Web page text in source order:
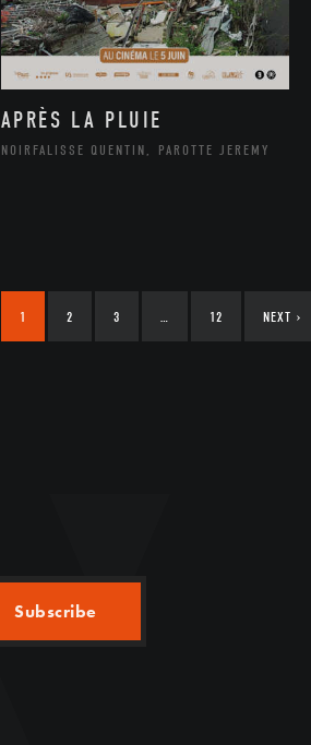
APRÈS LA PLUIE
NOIRFALISSE QUENTIN, PAROTTE JEREMY
1 2 3 … 12 NEXT ›
Subscribe